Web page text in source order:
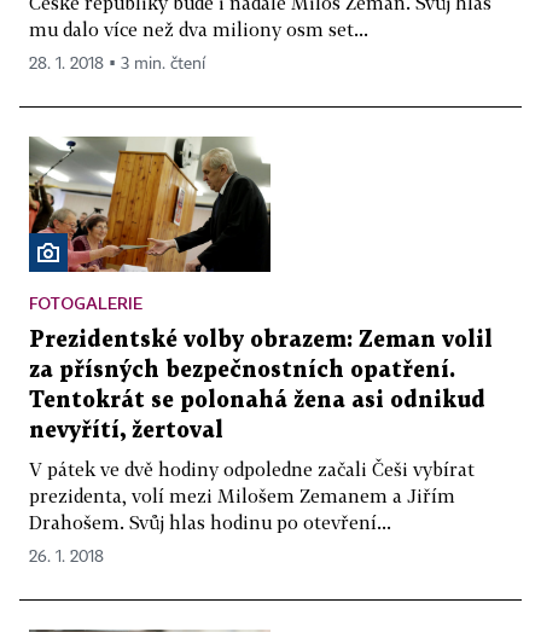
mu dalo více než dva miliony osm set...
28. 1. 2018 ▪ 3 min. čtení
FOTOGALERIE
Prezidentské volby obrazem: Zeman volil
za přísných bezpečnostních opatření.
Tentokrát se polonahá žena asi odnikud
nevyřítí, žertoval
V pátek ve dvě hodiny odpoledne začali Češi vybírat
prezidenta, volí mezi Milošem Zemanem a Jiřím
Drahošem. Svůj hlas hodinu po otevření...
26. 1. 2018